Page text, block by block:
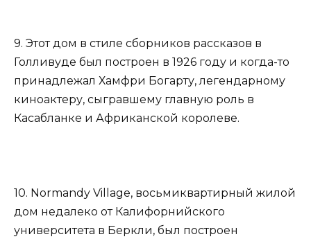
9. Этот дом в стиле сборников рассказов в
Голливуде был построен в 1926 году и когда-то
принадлежал Хамфри Богарту, легендарному
киноактеру, сыгравшему главную роль в
Касабланке и Африканской королеве.
10. Normandy Village, восьмиквартирный жилой
дом недалеко от Калифорнийского
университета в Беркли, был построен